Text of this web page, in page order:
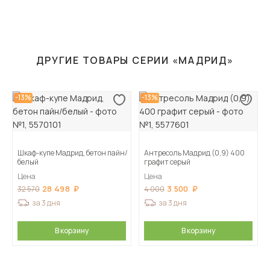
ДРУГИЕ ТОВАРЫ СЕРИИ «МАДРИД»
-13%
Шкаф-купе Мадрид, бетон пайн/
белый
Цена
32 570 28 498
за 3 дня
В корзину
-13%
Антресоль Мадрид (0,9) 400
графит серый
Цена
4 000 3 500
за 3 дня
В корзину